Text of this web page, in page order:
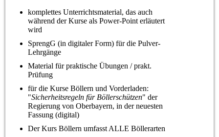
komplettes Unterrichtsmaterial, das auch
während der Kurse als Power-Point erläutert
wird
SprengG (in digitaler Form) für die Pulver-
Lehrgänge
Material für praktische Übungen / prakt.
Prüfung
für die Kurse Böllern und Vorderladen:
"Sicherheitsregeln für Böllerschützen" der
Regierung von Oberbayern, in der neuesten
Fassung (digital)
Der Kurs Böllern umfasst ALLE Böllerarten